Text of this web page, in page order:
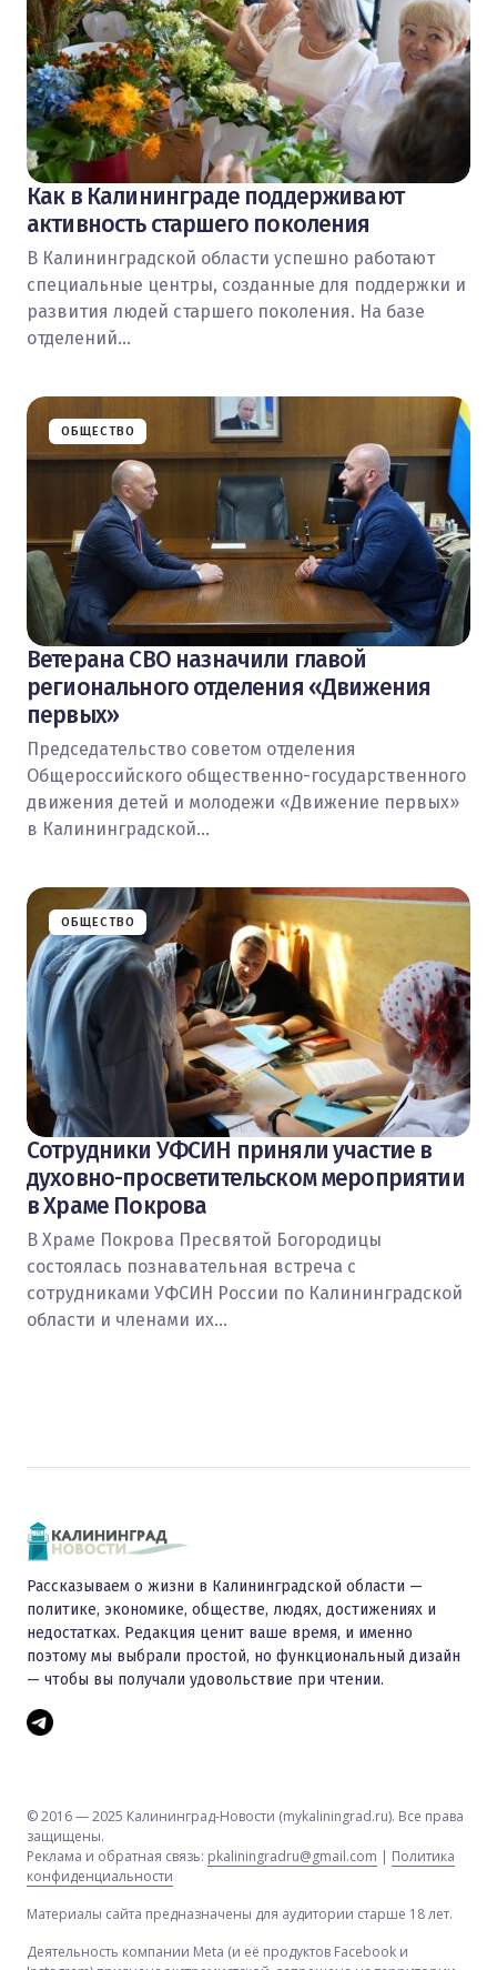
Как в Калининграде поддерживают
активность старшего поколения
В Калининградской области успешно работают
специальные центры, созданные для поддержки и
развития людей старшего поколения. На базе
отделений…
ОБЩЕСТВО
Ветерана СВО назначили главой
регионального отделения «Движения
первых»
Председательство советом отделения
Общероссийского общественно-государственного
движения детей и молодежи «Движение первых»
в Калининградской…
ОБЩЕСТВО
Сотрудники УФСИН приняли участие в
духовно-просветительском мероприятии
в Храме Покрова
В Храме Покрова Пресвятой Богородицы
состоялась познавательная встреча с
сотрудниками УФСИН России по Калининградской
области и членами их…
Рассказываем о жизни в Калининградской области —
политике, экономике, обществе, людях, достижениях и
недостатках. Редакция ценит ваше время, и именно
поэтому мы выбрали простой, но функциональный дизайн
— чтобы вы получали удовольствие при чтении.
© 2016 — 2025 Калининград-Новости (mykaliningrad.ru). Все права
защищены.
Реклама и обратная связь: pkaliningradru@gmail.com | Политика
конфиденциальности
Материалы сайта предназначены для аудитории старше 18 лет.
Деятельность компании Meta (и её продуктов Facebook и